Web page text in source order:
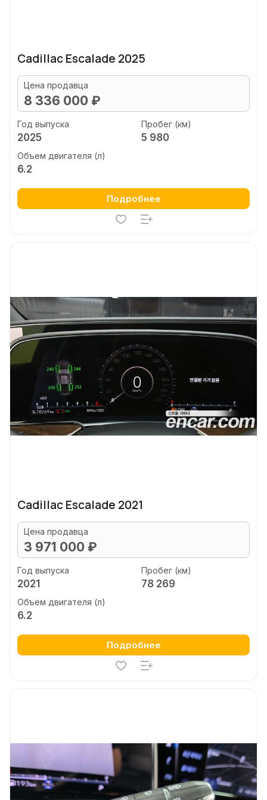
Cadillac Escalade 2025
Цена продавца
8 336 000 ₽
Год выпуска
2025
Пробег (км)
5 980
Объем двигателя (л)
6.2
Подробнее
Cadillac Escalade 2021
Цена продавца
3 971 000 ₽
Год выпуска
2021
Пробег (км)
78 269
Объем двигателя (л)
6.2
Подробнее